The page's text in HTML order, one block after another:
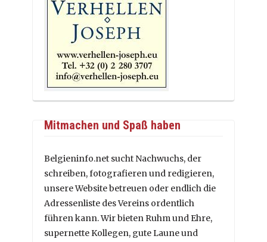
Mitmachen und Spaß haben
Belgieninfo.net sucht Nachwuchs, der
schreiben, fotografieren und redigieren,
unsere Website betreuen oder endlich die
Adressenliste des Vereins ordentlich
führen kann. Wir bieten Ruhm und Ehre,
supernette Kollegen, gute Laune und